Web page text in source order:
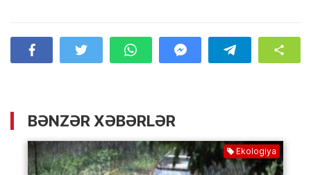
BƏNZƏR XƏBƏRLƏR
Ekologiya